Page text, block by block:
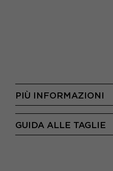
PIÙ INFORMAZIONI
GUIDA ALLE TAGLIE